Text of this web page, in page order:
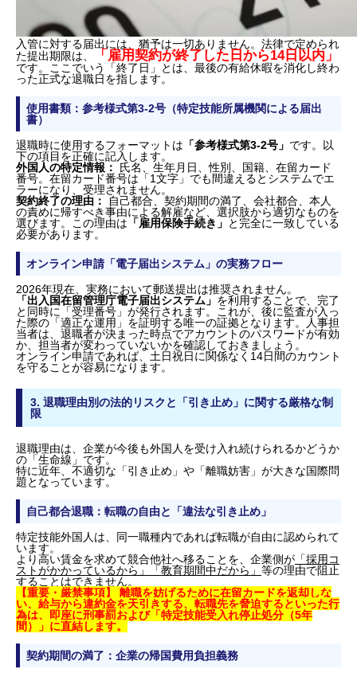
入管に対する届出には、猶予は一切ありません。法律で定められ
た提出期限は、
「雇用契約が終了した日から14日以内」
です。ここでいう「終了日」とは、最後の有給休暇を消化し終わ
った正式な退職日を指します。
使用書類：参考様式第3-2号（特定技能所属機関による届出
書）
退職時に使用するフォーマットは 「参考様式第3-2号」 です。以
下の項目を正確に記入します。
外国人の特定情報：
氏名、生年月日、性別、国籍、在留カード
番号。在留カード番号は「1文字」でも間違えるとシステムでエ
ラーになり、受理されません。
契約終了の理由：
自己都合、契約期間の満了、会社都合、本人
の責めに帰すべき事由による解雇など、選択肢から適切なものを
選びます。この理由は 「雇用保険手続き」 と完全に一致している
必要があります。
オンライン申請「電子届出システム」の実務フロー
2026年現在、実務において郵送提出は推奨されません。
「出入国在留管理庁電子届出システム」 を利用することで、完了
と同時に「受理番号」が発行されます。これが、後に監査が入っ
た際の「適正な運用」を証明する唯一の証拠となります。人事担
当者は、退職者が決まった時点でアカウントのパスワードが有効
か、担当者が変わっていないかを確認しておきましょう。
オンライン申請であれば、土日祝日に関係なく14日間のカウント
を守ることが容易になります。
3. 退職理由別の法的リスクと「引き止め」に関する厳格な制
限
退職理由は、企業が今後も外国人を受け入れ続けられるかどうか
の「生命線」です。
特に近年、不適切な「引き止め」や「離職妨害」が大きな国際問
題となっています。
自己都合退職：転職の自由と「違法な引き止め」
特定技能外国人は、同一職種内であれば転職が自由に認められて
います。
より高い賃金を求めて競合他社へ移ることを、企業側が 「採用コ
ストがかかっているから」「教育期間中だから」 等の理由で阻止
することはできません。
【重要・厳禁事項】 離職を妨げるために在留カードを返却しな
い、給与から違約金を天引きする、転職先を脅迫するといった行
為は、即座に刑事罰および「特定技能受入れ停止処分（5年
間）」に直結します。
契約期間の満了：企業の帰国費用負担義務